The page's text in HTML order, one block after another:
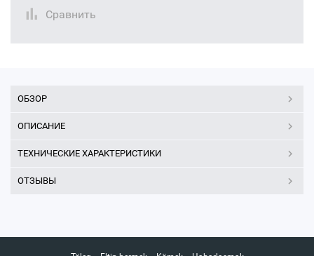
Сравнить
ОБЗОР
ОПИСАНИЕ
ТЕХНИЧЕСКИЕ ХАРАКТЕРИСТИКИ
ОТЗЫВЫ